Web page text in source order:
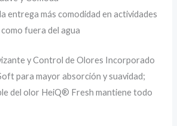
entrega más comodidad en actividades
fuera del agua
y Control de Olores Incorporado
para mayor absorción y suavidad;
del olor HeiQ® Fresh mantiene todo